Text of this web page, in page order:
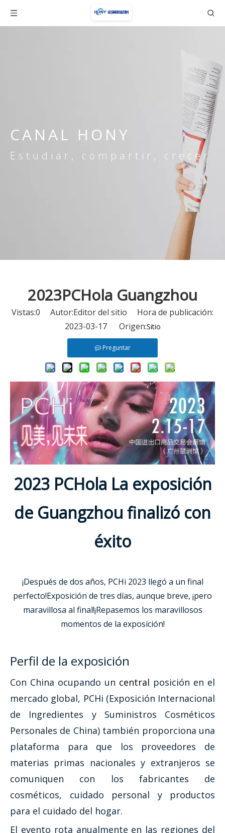
CANAL HONY
Estudiar, compartir, crecer
2023PCHola Guangzhou
Vistas:0 Autor:Editor del sitio Hora de publicación:
2023-03-17 Origen:Sitio
Preguntar
2023 PCHola La exposición
de Guangzhou finalizó con
éxito
¡Después de dos años, PCHi 2023 llegó a un final
perfecto!Exposición de tres días, aunque breve, ¡pero
maravillosa al final!¡Repasemos los maravillosos
momentos de la exposición!
Perfil de la exposición
Con China ocupando un central posición en el
mercado global, PCHi (Exposición Internacional
de Ingredientes y Suministros Cosméticos
Personales de China) también proporciona una
plataforma para que los proveedores de
materias primas nacionales y extranjeros se
comuniquen con los fabricantes de
cosméticos, cuidado personal y productos
para el cuidado del hogar.
El evento rota anualmente en las regiones del